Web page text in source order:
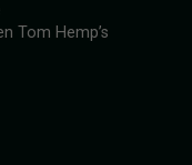
Tom Hemp’s